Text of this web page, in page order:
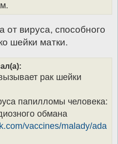
от вируса, способного
шейки матки.
рак шейки
папилломы человека:
обмана
vaccines/malady/ada